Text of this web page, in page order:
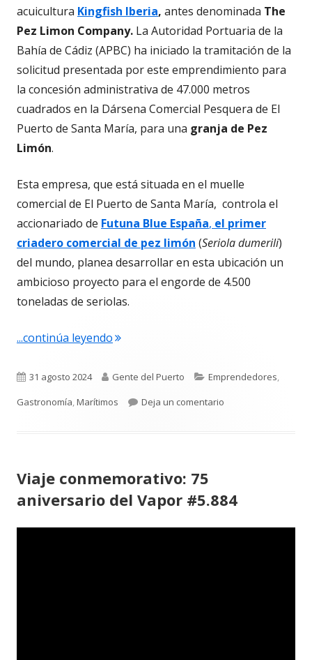
acuicultura Kingfish Iberia, antes denominada The
Pez Limon Company. La Autoridad Portuaria de la
Bahía de Cádiz (APBC) ha iniciado la tramitación de la
solicitud presentada por este emprendimiento para
la concesión administrativa de 47.000 metros
cuadrados en la Dársena Comercial Pesquera de El
Puerto de Santa María, para una granja de Pez
Limón.
Esta empresa, que está situada en el muelle
comercial de El Puerto de Santa María, controla el
accionariado de Futuna Blue España, el primer
criadero comercial de pez limón (Seriola dumerili)
del mundo, planea desarrollar en esta ubicación un
ambicioso proyecto para el engorde de 4.500
toneladas de seriolas.
...continúa leyendo"Kingfish Iberia y la granja de pez
Publicado
el
31 agosto 2024 Autor
Gente del Puerto Categorías
Emprendedores,
Gastronomía,Marítimos Deja un comentario
Viaje conmemorativo: 75
aniversario del Vapor #5.884